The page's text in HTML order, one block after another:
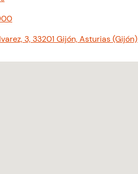
3, 33201 Gijón, Asturias (Gijón)